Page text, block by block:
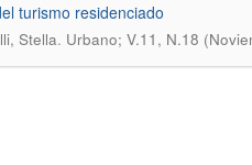
turismo residenciado
Stella. Urbano; V.11, N.18